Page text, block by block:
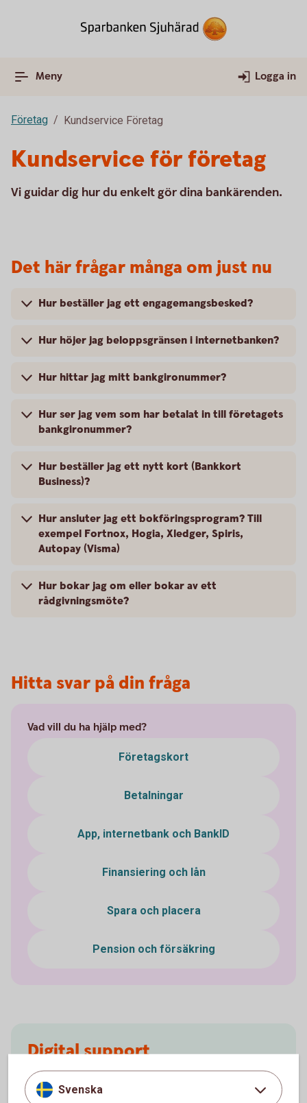
Meny Logga in
Företag Kundservice Företag
Kundservice för företag
Vi guidar dig hur du enkelt gör dina bankärenden.
Det här frågar många om just nu
Hur beställer jag ett engagemangsbesked?
Hur höjer jag beloppsgränsen i internetbanken?
Hur hittar jag mitt bankgironummer?
Hur ser jag vem som har betalat in till företagets
bankgironummer?
Hur beställer jag ett nytt kort (Bankkort
Business)?
Hur ansluter jag ett bokföringsprogram? Till
exempel Fortnox, Hogia, Xledger, Spiris,
Autopay (Visma)
Hur bokar jag om eller bokar av ett
rådgivningsmöte?
Hitta svar på din fråga
Vad vill du ha hjälp med?
Företagskort
Betalningar
App, internetbank och BankID
Finansiering och lån
Spara och placera
Pension och försäkring
Digital support
Vi har samlat vanliga frågor och svar för våra digitala
kanaler. Du kan också ringa oss för att få hjälp med
Svenska